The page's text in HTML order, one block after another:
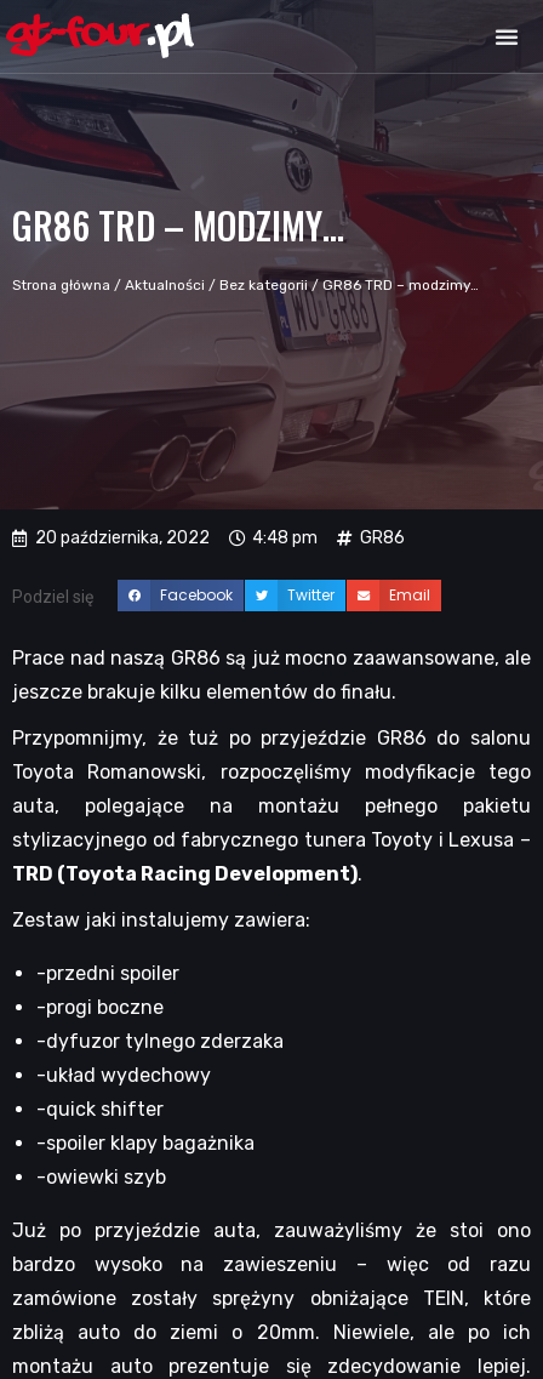
GR86 TRD – MODZIMY…
Strona główna / Aktualności / Bez kategorii/GR86 TRD – modzimy…
20 października, 2022 4:48 pm GR86
Podziel się Facebook Twitter Email
Prace nad naszą GR86 są już mocno zaawansowane, ale
jeszcze brakuje kilku elementów do finału.
Przypomnijmy, że tuż po przyjeździe GR86 do salonu
Toyota Romanowski, rozpoczęliśmy modyfikacje tego
auta, polegające na montażu pełnego pakietu
stylizacyjnego od fabrycznego tunera Toyoty i Lexusa –
TRD (Toyota Racing Development).
Zestaw jaki instalujemy zawiera:
-przedni spoiler
-progi boczne
-dyfuzor tylnego zderzaka
-układ wydechowy
-quick shifter
-spoiler klapy bagażnika
-owiewki szyb
Już po przyjeździe auta, zauważyliśmy że stoi ono
bardzo wysoko na zawieszeniu – więc od razu
zamówione zostały sprężyny obniżające TEIN, które
zbliżą auto do ziemi o 20mm. Niewiele, ale po ich
montażu auto prezentuje się zdecydowanie lepiej.